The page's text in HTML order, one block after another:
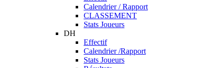
Calendrier / Rapport
CLASSEMENT
Stats Joueurs
DH
Effectif
Calendrier /Rapport
Stats Joueurs